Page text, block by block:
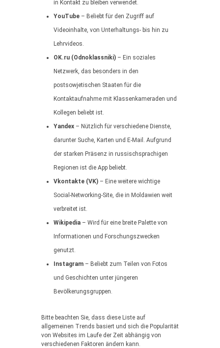
in Kontakt zu bleiben verwendet.
YouTube – Beliebt für den Zugriff auf
Videoinhalte, von Unterhaltungs- bis hin zu
Lehrvideos.
OK.ru (Odnoklassniki) – Ein soziales
Netzwerk, das besonders in den
postsowjetischen Staaten für die
Kontaktaufnahme mit Klassenkameraden und
Kollegen beliebt ist.
Yandex – Nützlich für verschiedene Dienste,
darunter Suche, Karten und E-Mail. Aufgrund
der starken Präsenz in russischsprachigen
Regionen ist die App beliebt.
Vkontakte (VK) – Eine weitere wichtige
Social-Networking-Site, die in Moldawien weit
verbreitet ist.
Wikipedia – Wird für eine breite Palette von
Informationen und Forschungszwecken
genutzt.
Instagram – Beliebt zum Teilen von Fotos
und Geschichten unter jüngeren
Bevölkerungsgruppen.
Bitte beachten Sie, dass diese Liste auf
allgemeinen Trends basiert und sich die Popularität
von Websites im Laufe der Zeit abhängig von
verschiedenen Faktoren ändern kann.